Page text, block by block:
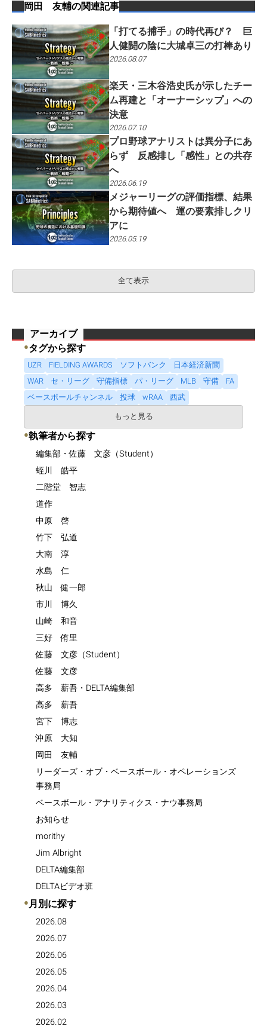
岡田 友輔の関連記事
「打てる捕手」の時代再び？ 巨
人健闘の陰に大城卓三の打棒あり
2026.08.07
楽天・三木谷浩史氏が示したチー
ム再建と「オーナーシップ」への
決意
2026.07.10
プロ野球アナリストは異分子にあ
らず 反感排し「感性」との共存
へ
2026.06.19
メジャーリーグの評価指標、結果
から期待値へ 運の要素排しクリ
アに
2026.05.19
全て表示
アーカイブ
●タグから探す
UZR FIELDING AWARDS ソフトバンク
日本経済新聞
WAR
セ・リーグ 守備指標 パ・リーグ MLB 守備
FA
ベースボールチャンネル
投球 wRAA
西武
もっと見る
●執筆者から探す
編集部・佐藤 文彦（Student）
蛭川 皓平
二階堂 智志
道作
中原 啓
竹下 弘道
大南 淳
水島 仁
秋山 健一郎
市川 博久
山崎 和音
三好 侑里
佐藤 文彦（Student）
佐藤 文彦
高多 薪吾・DELTA編集部
高多 薪吾
宮下 博志
沖原 大知
岡田 友輔
リーダーズ・オブ・ベースボール・オペレーションズ
事務局
ベースボール・アナリティクス・ナウ事務局
お知らせ
morithy
Jim Albright
DELTA編集部
DELTAビデオ班
●月別に探す
2026.08
2026.07
2026.06
2026.05
2026.04
2026.03
2026.02